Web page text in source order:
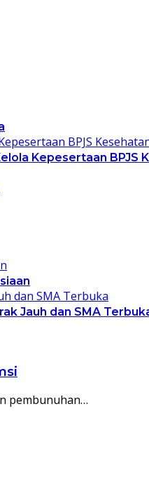
Kepesertaan BPJS
Jauh dan SMA
pembunuhan…